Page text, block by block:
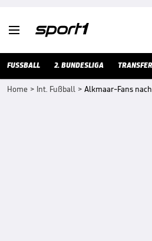

FUSSBALL 2. BUNDESLIGA
Home > Int. Fußball > Alkmaar-Fans